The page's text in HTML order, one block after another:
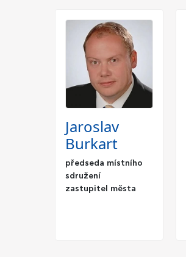
Jaroslav
Burkart
předseda místního
sdružení
zastupitel města